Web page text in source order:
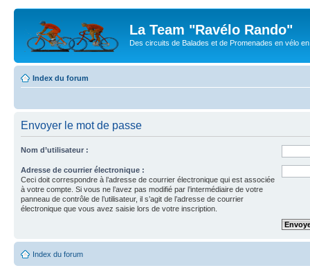
La Team "Ravélo Rando"
Des circuits de Balades et de Promenades en vélo
Index du forum
Envoyer le mot de passe
Nom d’utilisateur :
Adresse de courrier électronique :
Ceci doit correspondre à l’adresse de courrier électronique qui est associée
à votre compte. Si vous ne l’avez pas modifié par l’intermédiaire de votre
panneau de contrôle de l’utilisateur, il s’agit de l’adresse de courrier
électronique que vous avez saisie lors de votre inscription.
Index du forum